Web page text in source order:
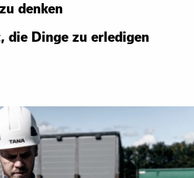
denken
die Dinge zu erledigen